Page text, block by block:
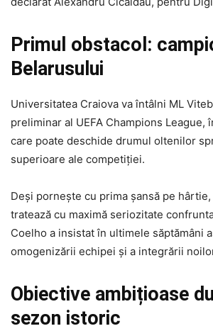
Primul obstacol:
Belarusului
Universitatea Craiova va întâlni ML
preliminar al UEFA Champions League,
care poate deschide drumul oltenilor
superioare ale competiției.
Deși pornește cu prima șansă pe
tratează cu maximă seriozitate
Coelho a insistat în ultimele săptămâni
omogenizării echipei și a integrării
Obiective ambițioase
sezon istoric